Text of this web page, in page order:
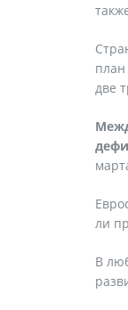
две
ли
В